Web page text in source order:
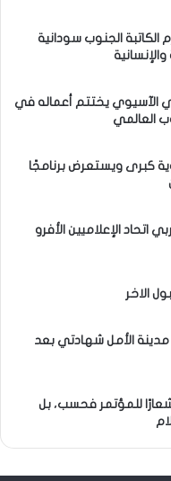
الكاتبة الجنوب سودانية
والإنسانية
الآسيوي يختتم أعماله في
العالمي
كبرى ويستعرض برنامجًا
اتحاد الإعلاميين الأفرو
الاخر
الأمل شهادتي بعد
شعارًا للمؤتمر فحسب، بل